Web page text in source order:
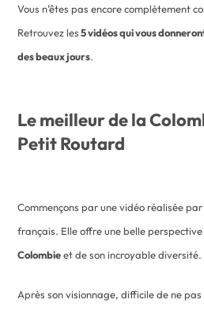
Vous n’êtes pas encore complètement
Retrouvez les5 vidéos qui vous
des beaux jours.
Le meilleur de la
Petit Routard
Commençons par une vidéo réalisée
français. Elle offre une belle perspective
Colombieet de son incroyable diversité.
Après son visionnage, difficile de ne